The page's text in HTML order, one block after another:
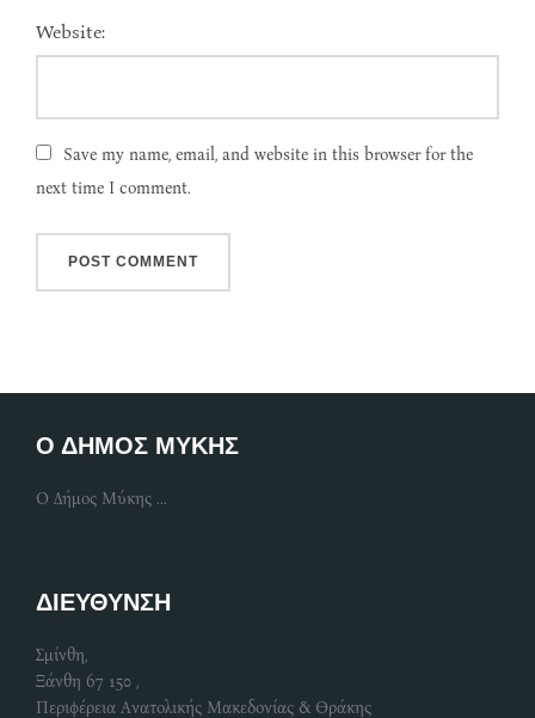
Website:
Save my name, email, and website in this browser for the
next time I comment.
Ο ΔΗΜΟΣ ΜΥΚΗΣ
Ο Δήμος Μύκης ...
ΔΙΕΥΘΥΝΣΗ
Σμίνθη,
Ξάνθη 67 150 ,
Περιφέρεια Ανατολικής Μακεδονίας & Θράκης